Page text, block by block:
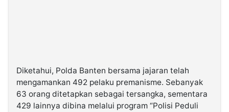
Diketahui, Polda Banten bersama jajaran telah
mengamankan 492 pelaku premanisme. Sebanyak
63 orang ditetapkan sebagai tersangka, sementara
429 lainnya dibina melalui program “Polisi Peduli